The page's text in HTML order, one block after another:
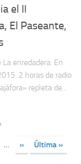
el II
El Paseante,
enredadera. En
2 horas de radio
repleta de...
... » Última »